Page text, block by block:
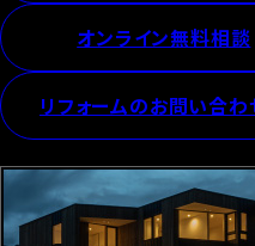
オンライン無料相談
リフォームのお問い合わ